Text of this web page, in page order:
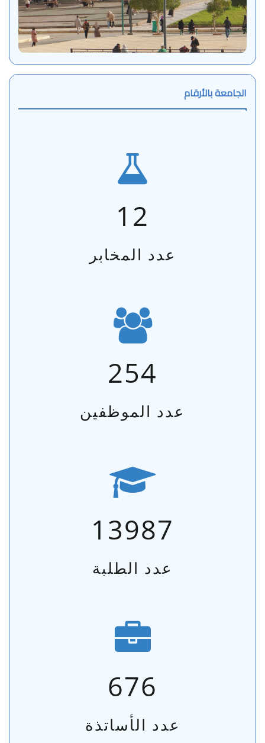
الجامعة بالأرقام
12
عدد المخابر
254
عدد الموظفين
13987
عدد الطلبة
676
عدد الأساتذة